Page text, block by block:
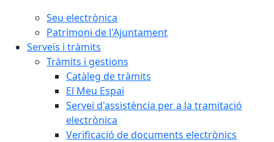
Seu electrònica
Patrimoni de l'Ajuntament
Serveis i tràmits
Tràmits i gestions
Catàleg de tràmits
El Meu Espai
Servei d'assistència per a la tramitació
electrònica
Verificació de documents electrònics